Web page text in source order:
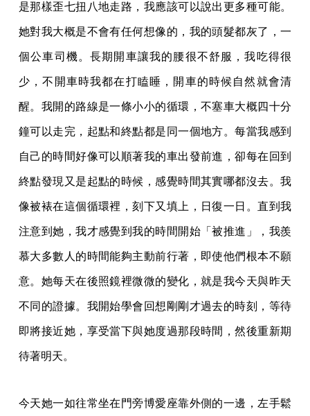
是那樣歪七扭八地走路，我應該可以說出更多種可能。
她對我大概是不會有任何想像的，我的頭髮都灰了，一
個公車司機。長期開車讓我的腰很不舒服，我吃得很
少，不開車時我都在打瞌睡，開車的時候自然就會清
醒。我開的路線是一條小小的循環，不塞車大概四十分
鐘可以走完，起點和終點都是同一個地方。每當我感到
自己的時間好像可以順著我的車出發前進，卻每在回到
終點發現又是起點的時候，感覺時間其實哪都沒去。我
像被裱在這個循環裡，刻下又填上，日復一日。直到我
注意到她，我才感覺到我的時間開始「被推進」，我羨
慕大多數人的時間能夠主動前行著，即使他們根本不願
意。她每天在後照鏡裡微微的變化，就是我今天與昨天
不同的證據。我開始學會回想剛剛才過去的時刻，等待
即將接近她，享受當下與她度過那段時間，然後重新期
待著明天。
今天她一如往常坐在門旁博愛座靠外側的一邊，左手鬆